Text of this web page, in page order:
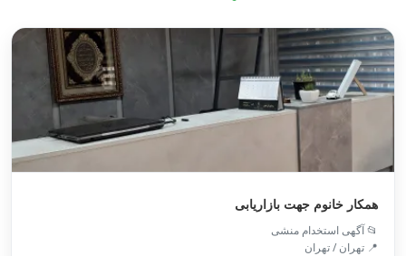
همکار خانوم جهت بازاریابی
📂 آگهی استخدام منشی
📍 تهران / تهران